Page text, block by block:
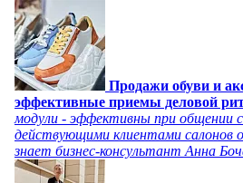
Продажи обуви и
эффективные приемы деловой
модули - эффективны при общении
действующими клиентами салонов
знает бизнес-консультант Анна